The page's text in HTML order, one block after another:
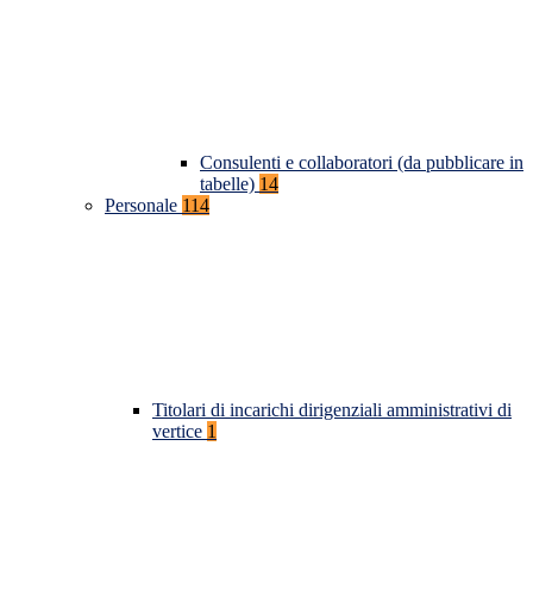
Consulenti e collaboratori (da pubblicare in
tabelle) 14
Personale 114
Titolari di incarichi dirigenziali amministrativi di
vertice 1